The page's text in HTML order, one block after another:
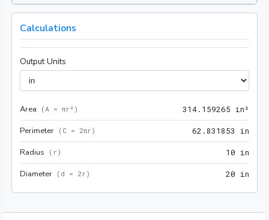
Calculations
Output Units
Area ( A = πr² ) 314. 1 59265 in²
Perimeter ( C = 2πr ) 62 .831853 in
Radius ( r ) 10 in
Diameter ( d = 2r ) 20 in